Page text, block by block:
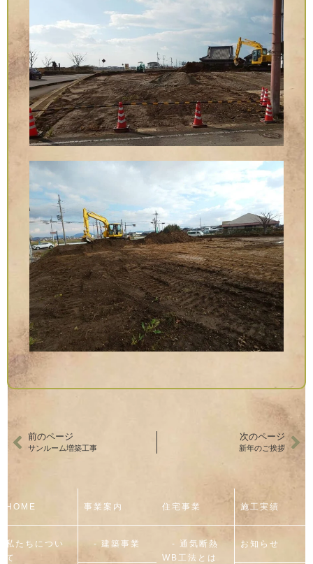
前のページ
サンルーム増築工事
次のページ
新年のご挨拶
HOME
私たちについ
て
事業案内
- 建築事業
住宅事業
- 通気断熱
WB工法とは
施工実績
お知らせ